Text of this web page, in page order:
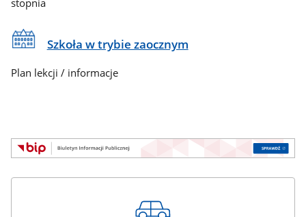
stopnia
Szkoła w trybie zaocznym
Plan lekcji / informacje